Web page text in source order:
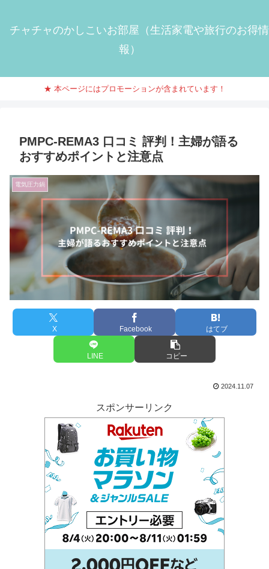
チャチャのかしこいお部屋（生活家電や旅行のお得情
報）
★ 本ページにはプロモーションが含まれています！
PMPC-REMA3 口コミ 評判！主婦が語る
おすすめポイントと注意点
電気圧力鍋
X Facebook はてブ
LINE コピー
2024.11.07
スポンサーリンク